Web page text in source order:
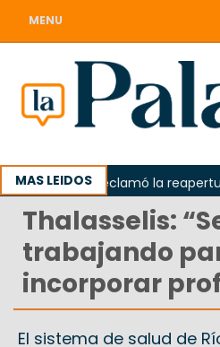
MENU
MAS LEIDOS
Odarda reclamó la reapertura
Thalasselis:
trabajando
incorporar
El sistema de salud de